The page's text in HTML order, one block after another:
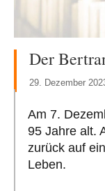
Der
29. Dezember
Am 7.
95 Jahre alt.
zurück auf
Leben.